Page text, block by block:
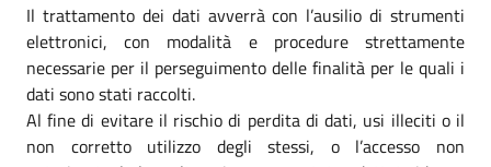
Il trattamento dei dati avverrà con l’ausilio di strumenti
elettronici, con modalità e procedure strettamente
necessarie per il perseguimento delle finalità per le quali i
dati sono stati raccolti.
Al fine di evitare il rischio di perdita di dati, usi illeciti o il
non corretto utilizzo degli stessi, o l’accesso non